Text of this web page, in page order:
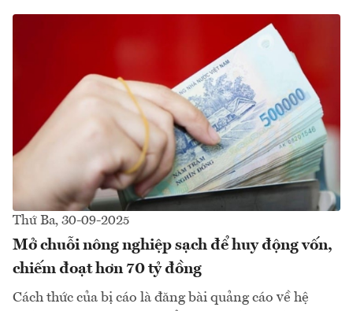
Thứ Ba, 30-09-2025
Mở chuỗi nông nghiệp sạch để huy động vốn,
chiếm đoạt hơn 70 tỷ đồng
Cách thức của bị cáo là đăng bài quảng cáo về hệ